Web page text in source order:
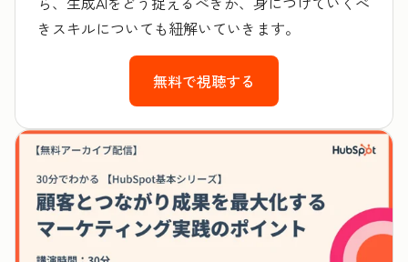
きスキルについても紐解いていきます。
無料で視聴する